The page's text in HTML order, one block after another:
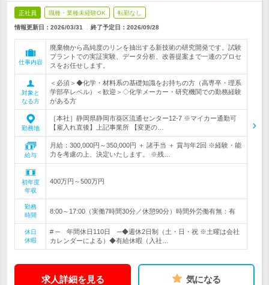
正社員 職種・業種未経験OK 転勤なし
情報更新日：2026/03/31 終了予定日： 2026/09/28
仕事内容
廃棄物から高純度のリンを抽出する新技術の研究開発です。試験
プラントでの実証実験、データ分析、改善提案まで一連のプロセ
スをお任せします。
対象と
なる方
＜必須＞◆化学・材料系の基礎知識をお持ちの方（高専卒・理系
学部卒レベル）＜歓迎＞◇化学メーカー・研究機関での勤務経験
がある方
勤務地
［本社］静岡県静岡市葵区流通センター12-7 ※マイカー通勤可
【雇入れ直後】上記事業所 【変更の…
給与
月給：300,000円～350,000円 ＋ 諸手当 ＋ 賞与年2回 ※経験・能
力を考慮の上、決定いたします。 ※残…
初年度
年収
400万円～500万円
勤務
時間
8:00～17:00（実働7時間30分／休憩90分）時間外労働有無：有
休日
休暇
# ─ 年間休日110日 ─◆週休2日制（土・日・祝 ※土曜は会社
カレンダーによる）◆有給休暇（入社…
求人詳細を見る 気になる